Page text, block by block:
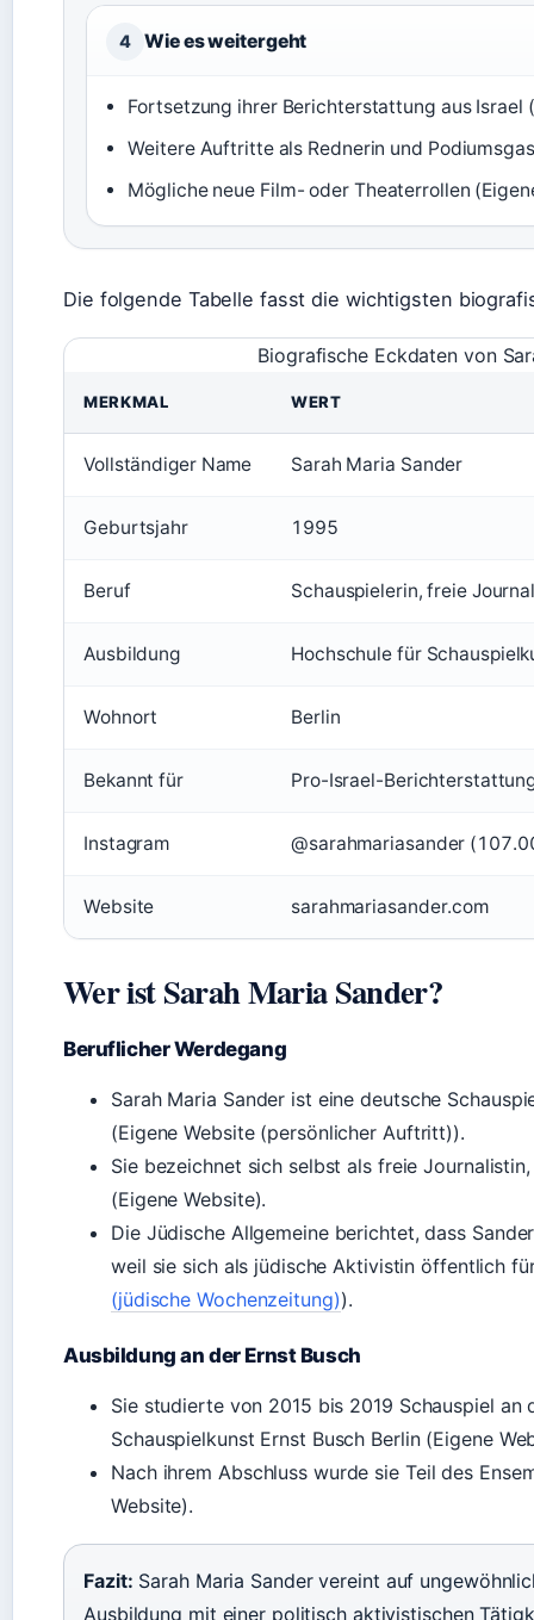
4 Wie es weitergeht
Fortsetzung ihrer Berichterstattung aus Israel
Weitere Auftritte als Rednerin und
Mögliche neue Film- oder Theaterrollen
Die folgende Tabelle fasst die wichtigsten
Biografische Eckdaten von
MERKMAL WERT
Vollständiger Name Sarah Maria Sander
Geburtsjahr 1995
Beruf Schauspielerin, freie
Ausbildung Hochschule für
Wohnort Berlin
Bekannt für Pro-Israel-
Instagram @sarahmariasander
Website sarahmariasander.com
Wer ist Sarah Maria Sander?
Beruflicher Werdegang
Sarah Maria Sander ist eine deutsche
(Eigene Website (persönlicher Auftritt)).
Sie bezeichnet sich selbst als freie
(Eigene Website).
Die Jüdische Allgemeine berichtet, dass
weil sie sich als jüdische Aktivistin öffentlich
(jüdische Wochenzeitung)).
Ausbildung an der Ernst Busch
Sie studierte von 2015 bis 2019 Schauspiel
Schauspielkunst Ernst Busch Berlin (Eigene
Nach ihrem Abschluss wurde sie Teil des
Website).
Fazit: Sarah Maria Sander vereint auf
Ausbildung mit einer politisch aktivistischen